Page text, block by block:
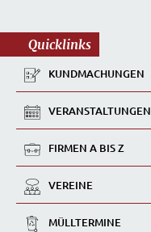
Quicklinks
KUNDMACHUNGEN
VERANSTALTUNGEN
FIRMEN A BIS Z
VEREINE
MÜLLTERMINE